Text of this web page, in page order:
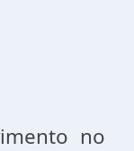
no